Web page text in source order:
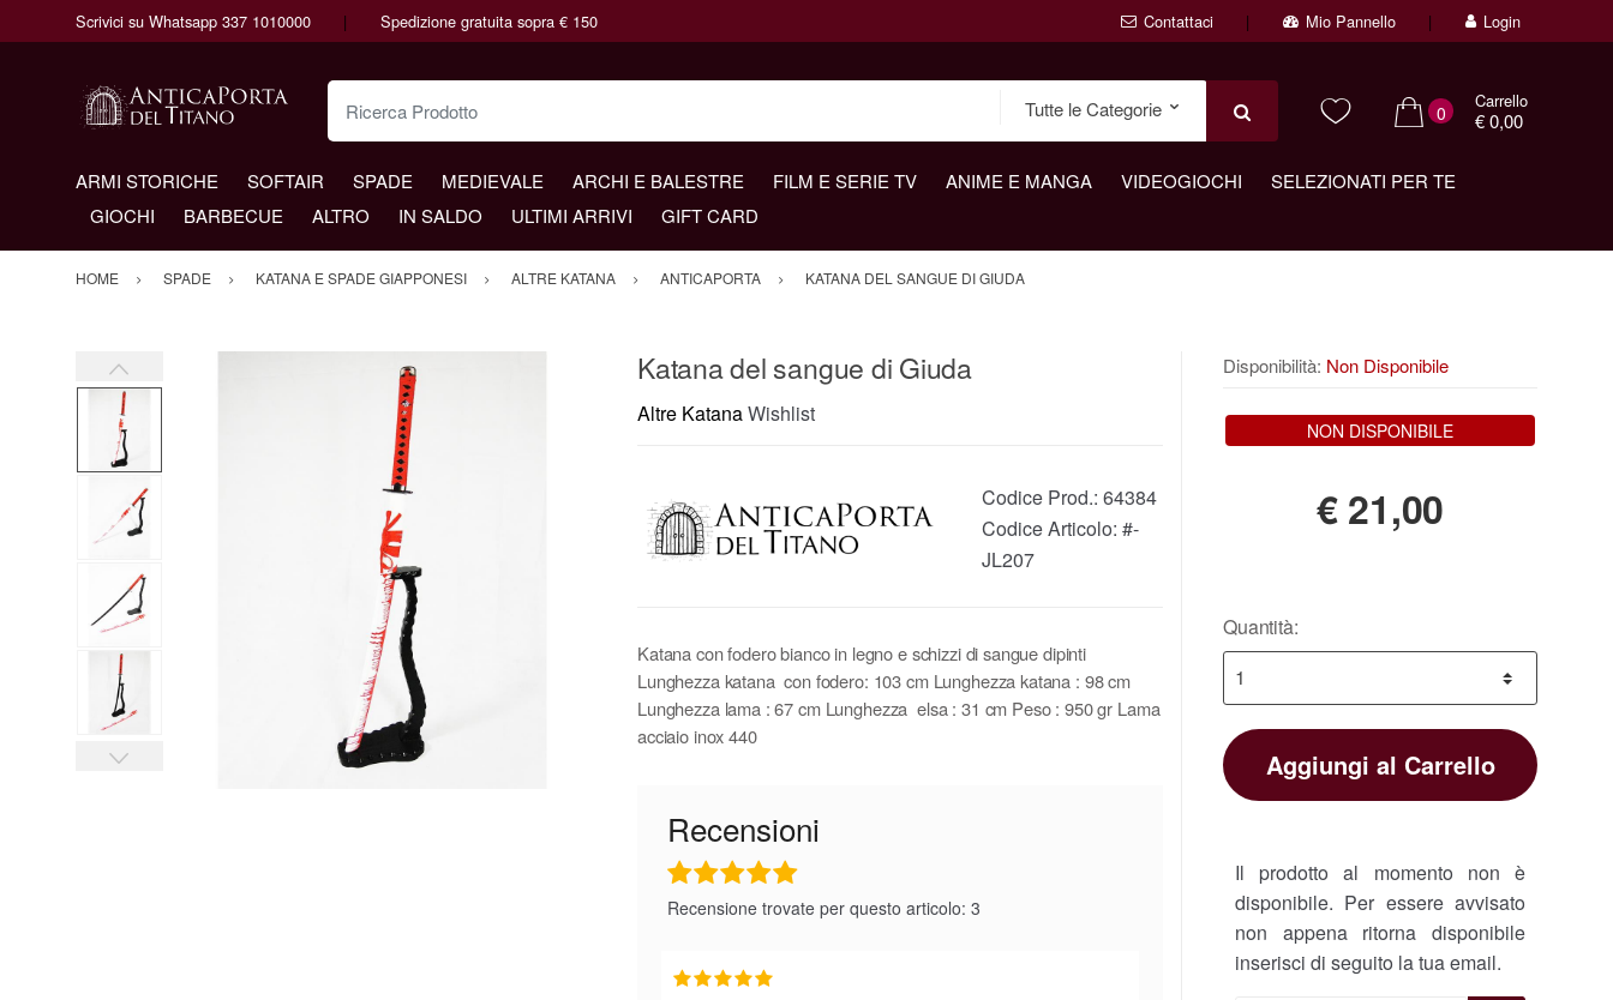
Scrivici su Whatsapp 337 1010000 Spedizione gratuita sopra € 150 Contattaci Mio Pannello Login
Ricerca Prodotto
0
Carrello
€ 0,00
ARMI STORICHE SOFTAIR SPADE MEDIEVALE ARCHI E BALESTRE FILM E SERIE TV ANIME E MANGA VIDEOGIOCHI
SELEZIONATI PER TE
GIOCHI
BARBECUE ALTRO IN SALDO ULTIMI ARRIVI GIFT CARD
HOME SPADE KATANA E SPADE GIAPPONESI ALTRE KATANA ANTICAPORTA KATANA DEL SANGUE DI GIUDA
Katana del sangue di Giuda
Altre KatanaWishlist
Codice Prod.: 64384
Codice Articolo: #-
JL207
Katana con fodero bianco in legno e schizzi di sangue dipinti
Lunghezza katana con fodero: 103 cm Lunghezza katana : 98 cm
Lunghezza lama : 67 cm Lunghezza elsa : 31 cm Peso : 950 gr Lama
acciaio inox 440
Recensioni
Recensione trovate per questo articolo: 3
Disponibilità: Non Disponibile
NON DISPONIBILE
€21,00
Quantità:
Aggiungi al Carrello
Il prodotto al momento non è
disponibile. Per essere avvisato
non appena ritorna disponibile
inserisci di seguito la tua email.